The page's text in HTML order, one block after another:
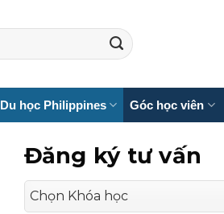
Du học Philippines Góc học viên
Đăng ký tư vấn